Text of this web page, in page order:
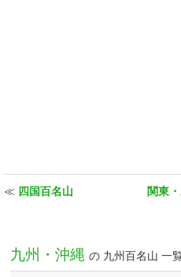
≪ 四国百名山 関東
九州・沖縄 の 九州百名山 一